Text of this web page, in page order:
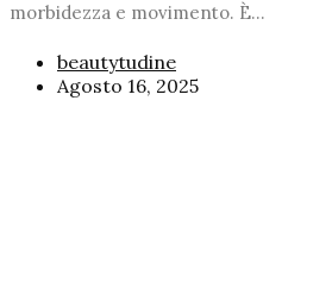
morbidezza e movimento. È...
beautytudine
Agosto 16, 2025